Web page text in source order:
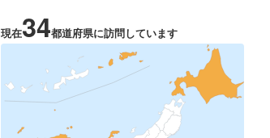
現在34都道府県に訪問しています